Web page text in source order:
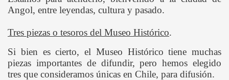
Angol, entre leyendas, cultura y pasado.
Tres piezas o tesoros del Museo Histórico.
Si bien es cierto, el Museo Histórico tiene muchas
piezas importantes de difundir, pero hemos elegido
tres que consideramos únicas en Chile, para difusión.